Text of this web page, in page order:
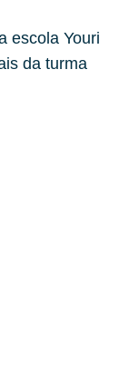
escola Youri
da turma